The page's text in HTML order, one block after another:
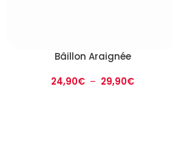
Bâillon Araignée
24,90€ – 29,90€